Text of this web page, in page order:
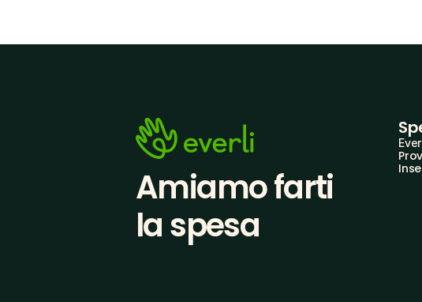
Amiamo farti
la spesa